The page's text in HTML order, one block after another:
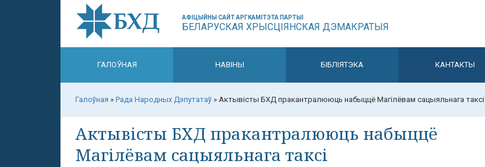
АФІЦЫЙНЫ САЙТ АРГКАМІТЭТА ПАРТЫІ
БЕЛАРУСКАЯ ХРЫСЦІЯНСКАЯ ДЭМАКРАТЫЯ
ГАЛОЎНАЯ НАВІНЫ БІБЛІЯТЭКА КАНТАКТЫ
Галоўная » Рада Народных Дэпутатаў » Актывісты БХД пракантралююць набыццё Магілёвам сацыяльнага таксі
Актывісты БХД пракантралююць набыццё
Магілёвам сацыяльнага таксі